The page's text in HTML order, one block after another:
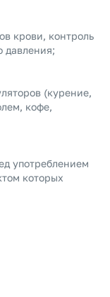
крови, контроль
давления;
(курение,
кофе,
употреблением
которых